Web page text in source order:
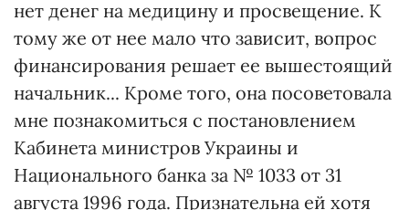
нет денег на медицину и просвещение. К
тому же от нее мало что зависит, вопрос
финансирования решает ее вышестоящий
начальник... Кроме того, она посоветовала
мне познакомиться с постановлением
Кабинета министров Украины и
Национального банка за № 1033 от 31
августа 1996 года. Признательна ей хотя